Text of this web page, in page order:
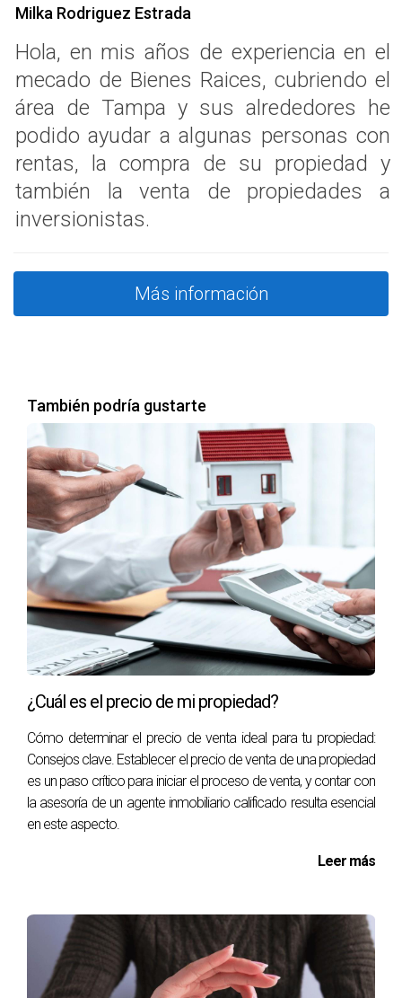
Milka Rodriguez Estrada
Hola, en mis años de experiencia en el
mecado de Bienes Raices, cubriendo el
área de Tampa y sus alrededores he
podido ayudar a algunas personas con
rentas, la compra de su propiedad y
también la venta de propiedades a
inversionistas.
Más información
También podría gustarte
¿Cuál es el precio de mi propiedad?
Cómo determinar el precio de venta ideal para tu propiedad:
Consejos clave. Establecer el precio de venta de una propiedad
es un paso crítico para iniciar el proceso de venta, y contar con
la asesoría de un agente inmobiliario calificado resulta esencial
en este aspecto.
Leer más